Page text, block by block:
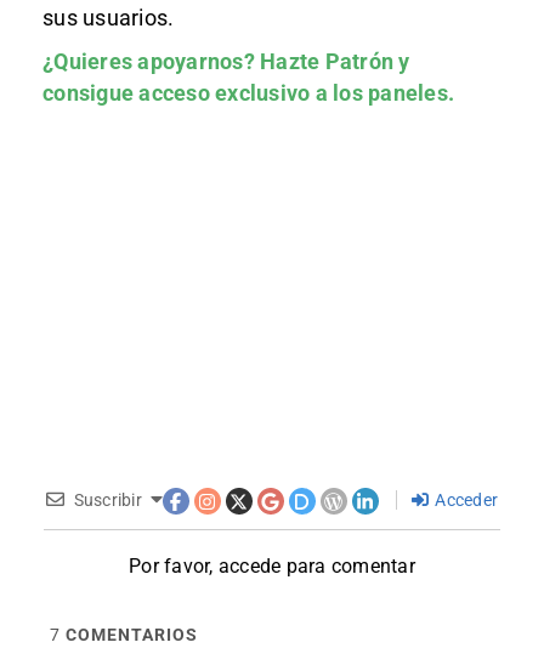
sus usuarios.
¿Quieres apoyarnos? Hazte Patróny
consigue acceso exclusivo a los paneles.
Suscribir Acceder
Por favor, accede para comentar
7 COMENTARIOS